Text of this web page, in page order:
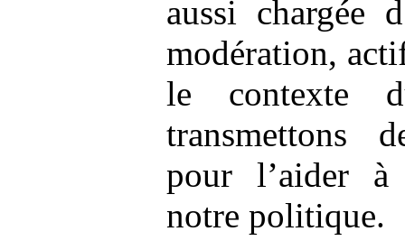
aussi chargée
modération,
le contexte
transmettons
pour l’aider
notre politique.